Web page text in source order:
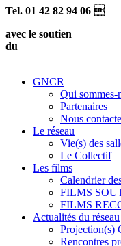
Tel. 01 42 82 94 06 
avec le soutien
du
GNCR
Qui sommes-
Partenaires
Nous
Le réseau
Vie(s) des
Le Collectif
Les films
Calendrier
FILMS
FILMS
Actualités du réseau
Projection(s)
Rencontres